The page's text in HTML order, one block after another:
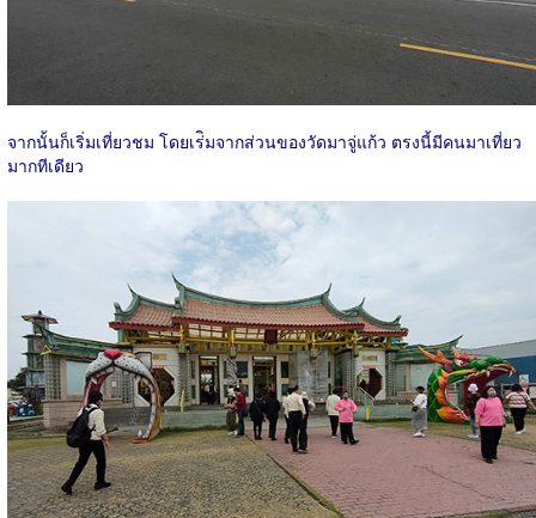
จากนั้นก็เริ่มเที่ยวชม โดยเร่ิมจากส่วนของวัดมาจู่แก้ว ตรงนี้มีคนมาเที่ยว
มากทีเดียว